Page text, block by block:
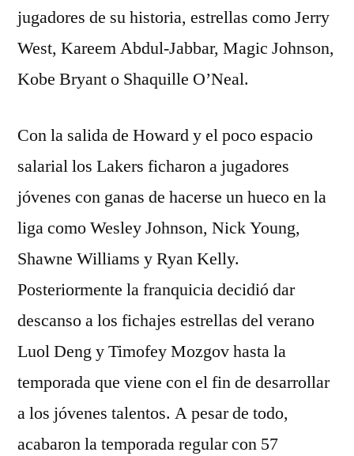
jugadores de su historia, estrellas como Jerry
West, Kareem Abdul-Jabbar, Magic Johnson,
Kobe Bryant o Shaquille O’Neal.
Con la salida de Howard y el poco espacio
salarial los Lakers ficharon a jugadores
jóvenes con ganas de hacerse un hueco en la
liga como Wesley Johnson, Nick Young,
Shawne Williams y Ryan Kelly.
Posteriormente la franquicia decidió dar
descanso a los fichajes estrellas del verano
Luol Deng y Timofey Mozgov hasta la
temporada que viene con el fin de desarrollar
a los jóvenes talentos. A pesar de todo,
acabaron la temporada regular con 57